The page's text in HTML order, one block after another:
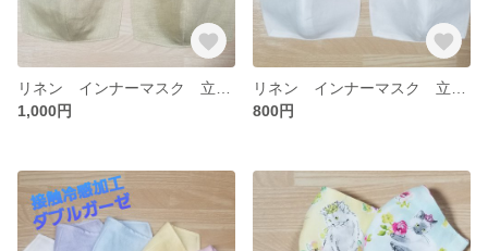
1,000円
800円